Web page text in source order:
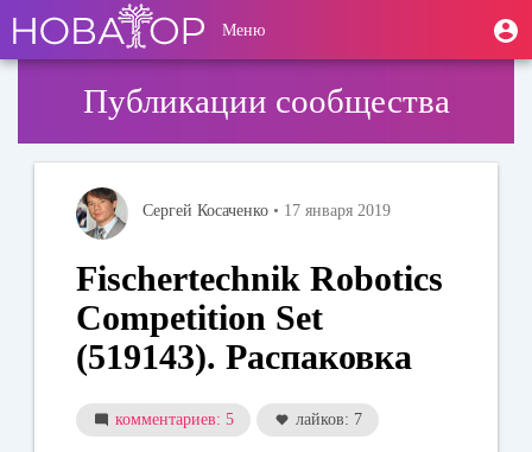
основному
содержанию
User
account
Меню
Публикации сообщества
Сергей Косаченко • 17 января 2019
Fischertechnik Robotics
Competition Set
(519143). Распаковка
комментариев: 5 лайков: 7